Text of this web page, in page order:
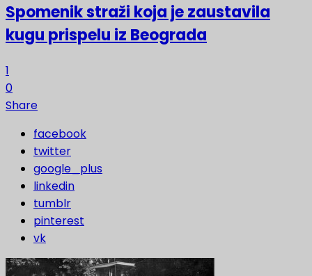
Spomenik straži koja je zaustavila
kugu prispelu iz Beograda
1
0
Share
facebook
twitter
google_plus
linkedin
tumblr
pinterest
vk